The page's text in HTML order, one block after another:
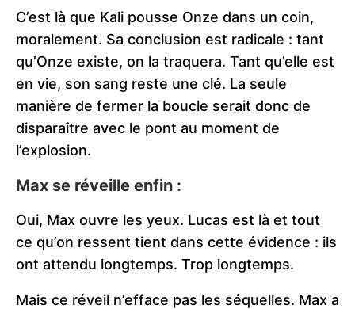
C’est là que Kali pousse Onze dans un coin,
moralement. Sa conclusion est radicale : tant
qu’Onze existe, on la traquera. Tant qu’elle est
en vie, son sang reste une clé. La seule
manière de fermer la boucle serait donc de
disparaître avec le pont au moment de
l’explosion.
Max se réveille enfin :
Oui, Max ouvre les yeux. Lucas est là et tout
ce qu’on ressent tient dans cette évidence : ils
ont attendu longtemps. Trop longtemps.
Mais ce réveil n’efface pas les séquelles. Max a